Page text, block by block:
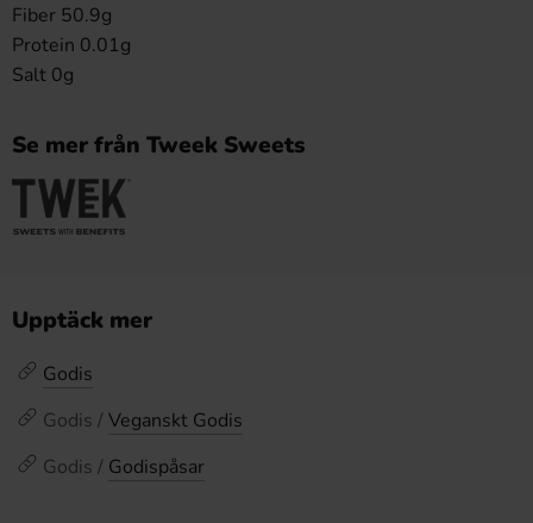
Fiber 50.9g
Protein 0.01g
Salt 0g
Se mer från Tweek Sweets
Upptäck mer
Godis
Godis / Veganskt Godis
Godis / Godispåsar